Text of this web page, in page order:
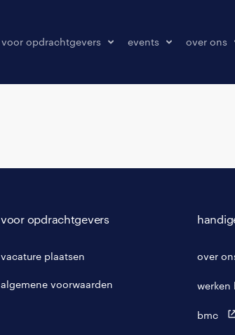
voor opdrachtgevers events over ons
voor opdrachtgevers
vacature plaatsen
algemene voorwaarden
over
werken
bmc